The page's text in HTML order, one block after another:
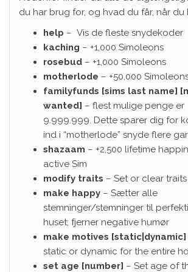
du har brug for, og hvad du får, når du
help – Vis de fleste snydekoder
kaching – +1,000 Simoleons
rosebud – +1,000 Simoleons
motherlode – +50,000
familyfunds [sims last name]
wanted] – flest mulige penge er
9.999.999. Dette sparer dig for
ind i “motherlode” snyde flere
shazaam – +2,500 lifetime
active Sim
modify traits – Set or clear traits
make happy – Sætter alle
stemninger/stemninger til
huset; fjerner negative humør
make motives [static|dynamic]
static or dynamic for the entire
set age [number] – Set age of